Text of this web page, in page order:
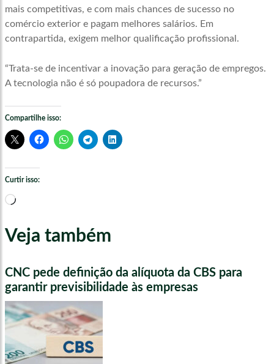
mais competitivas, e com mais chances de sucesso no
comércio exterior e pagam melhores salários. Em
contrapartida, exigem melhor qualificação profissional.
“Trata-se de incentivar a inovação para geração de empregos.
A tecnologia não é só poupadora de recursos.”
Compartilhe isso:
Curtir isso:
Carregando...
Veja também
CNC pede definição da alíquota da CBS para
garantir previsibilidade às empresas